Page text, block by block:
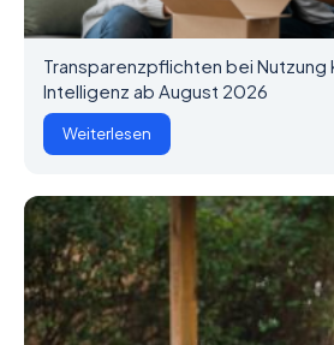
Transparenzpflichten bei Nutzung
Intelligenz ab August 2026
Weiterlesen